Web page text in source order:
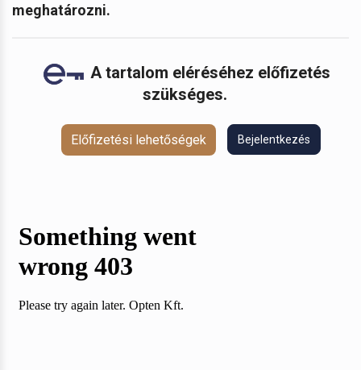
meghatározni.
A tartalom eléréséhez előfizetés
szükséges.
Előfizetési lehetőségek Bejelentkezés